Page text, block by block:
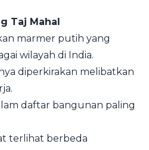
Taj Mahal
marmer putih yang
wilayah di India.
diperkirakan melibatkan
daftar bangunan paling
terlihat berbeda